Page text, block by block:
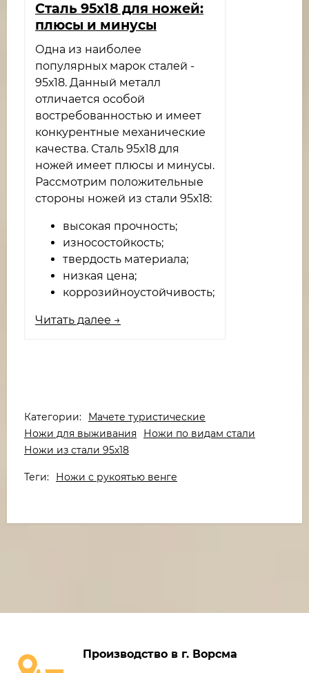
​Сталь 95х18 для ножей:
плюсы и минусы
Одна из наиболее
популярных марок сталей -
95х18. Данный металл
отличается особой
востребованностью и имеет
конкурентные механические
качества. Сталь 95х18 для
ножей имеет плюсы и минусы.
Рассмотрим положительные
стороны ножей из стали 95х18:
высокая прочность;
износостойкость;
твердость материала;
низкая цена;
коррозийноустойчивость;
Читать далее →
Категории:
Мачете туристические
Ножи для выживания
Ножи по видам стали
Ножи из стали 95х18
Теги: Ножи с рукоятью венге
Производство в г. Ворсма